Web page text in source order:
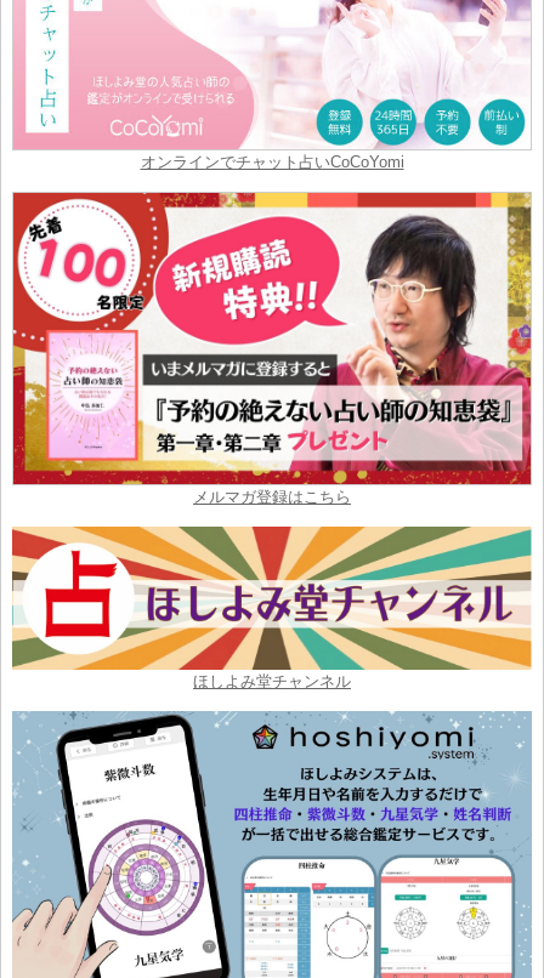
オンラインでチャット占いCoCoYomi
メルマガ登録はこちら
ほしよみ堂チャンネル